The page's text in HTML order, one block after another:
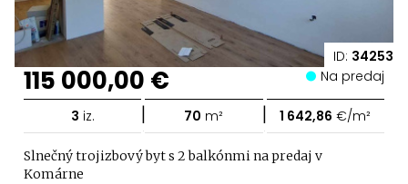
ID: 34253
115 000,00 € Na predaj
3 iz. | 70 m² | 1 642,86 €/m²
Slnečný trojizbový byt s 2 balkónmi na predaj v
Komárne